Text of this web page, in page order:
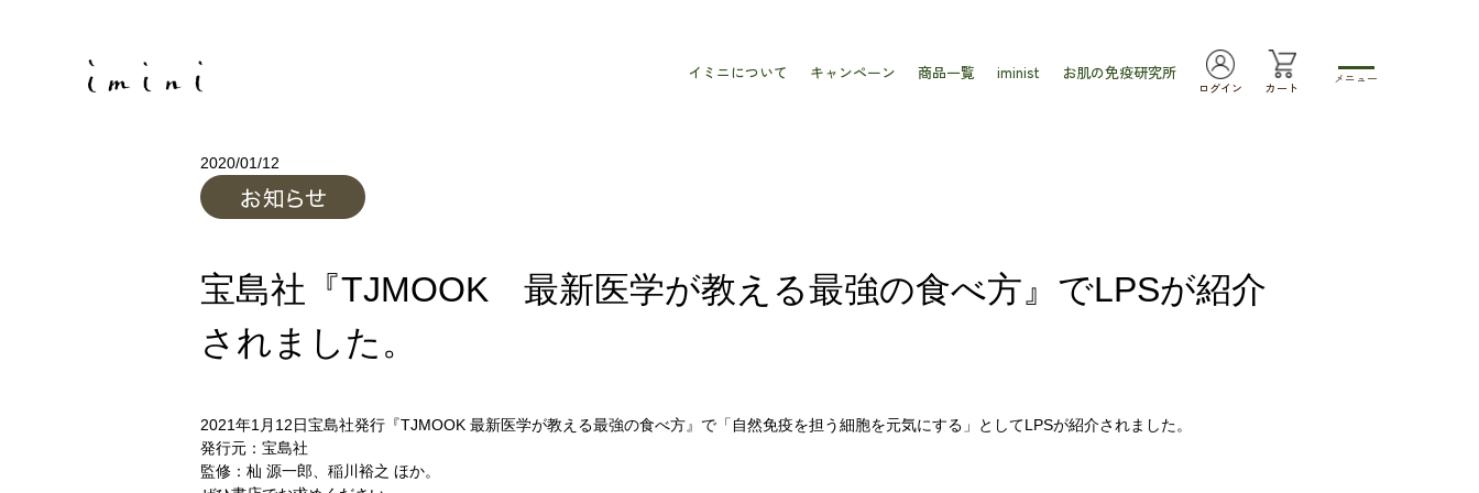
イミニについて キャンペーン 商品一覧 iminist お肌の免疫研究所
ログイン カート
メニュー
2020/01/12
宝島社『TJMOOK 最新医学が教える最強の食べ方』でLPSが紹介
されました。
2021年1月12日宝島社発行『TJMOOK 最新医学が教える最強の食べ方』で「自然免疫を担う細胞を元気にする」としてLPSが紹介されました。
発行元：宝島社
監修：杣 源一郎、稲川裕之 ほか。